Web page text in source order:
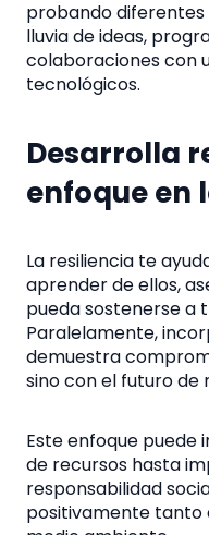
probando diferentes
lluvia de ideas,
colaboraciones con
tecnológicos.
Desarrolla
enfoque en
La resiliencia te
aprender de ellos,
pueda sostenerse a
Paralelamente,
demuestra
sino con el futuro de
Este enfoque puede
de recursos hasta
responsabilidad
positivamente tanto